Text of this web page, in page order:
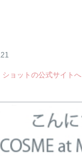
ショットの公式サイトへ